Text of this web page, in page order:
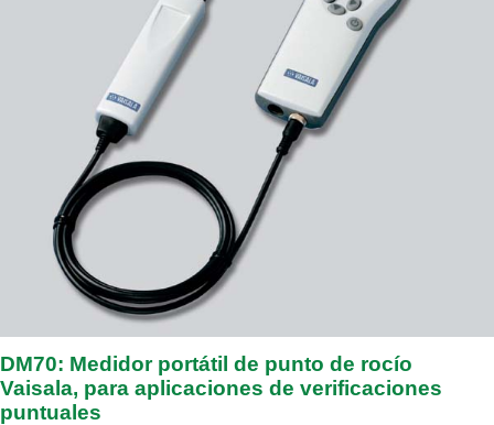
DM70: Medidor portátil de punto de rocío
Vaisala, para aplicaciones de verificaciones
puntuales